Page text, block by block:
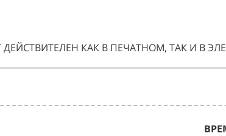
КАК В ПЕЧАТНОМ, ТАК И В